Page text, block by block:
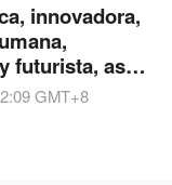
innovadora,
futurista, así
GMT+8